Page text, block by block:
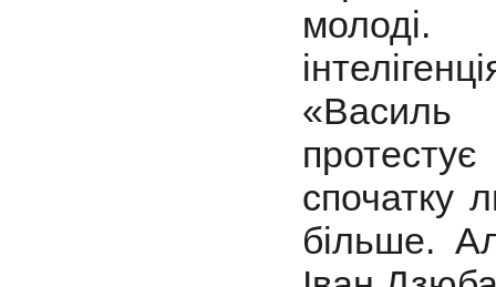
молоді.
«Василь
спочатку
більше.